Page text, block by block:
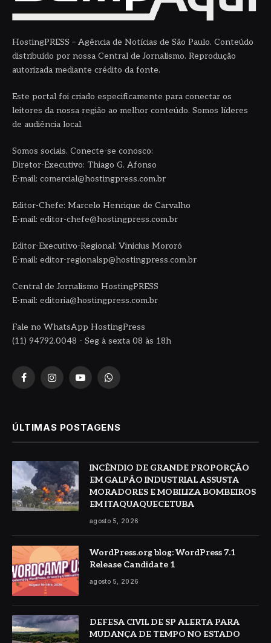
HostingPRESS – Agência de Notícias de São Paulo. Conteúdo
distribuído por nossa Central de Jornalismo. Reprodução
autorizada mediante crédito da fonte.
Este portal foi criado especificamente para conectar os
leitores da nossa região ao melhor conteúdo. Somos líderes
de audiência local.
Somos sociais. Conecte-se conosco:
Diretor-Executivo: Thiago G. Afonso
E-mail: comercial@hostingpress.com.br
Editor-Chefe: Marcelo Henrique de Carvalho
E-mail: editor-chefe@hostingpress.com.br
Editor-Executivo-Regional: Vinicius Mororó
E-mail: editor-regionalsp@hostingpress.com.br
Central de Jornalismo HostingPRESS
E-mail: editoria@hostingpress.com.br
Fale no WhatsApp HostingPress
(11) 94792.0048 - Seg à sexta 08 às 18h
FacebookInstagramYouTubeWhatsApp
ÚLTIMAS POSTAGENS
INCÊNDIO DE GRANDE PROPORÇÃO
EM GALPÃO INDUSTRIAL ASSUSTA
MORADORES E MOBILIZA BOMBEIROS
EM ITAQUAQUECETUBA
agosto 5, 2026
WordPress.org blog: WordPress 7.1
Release Candidate 1
agosto 5, 2026
DEFESA CIVIL DE SP ALERTA PARA
MUDANÇA DE TEMPO NO ESTADO